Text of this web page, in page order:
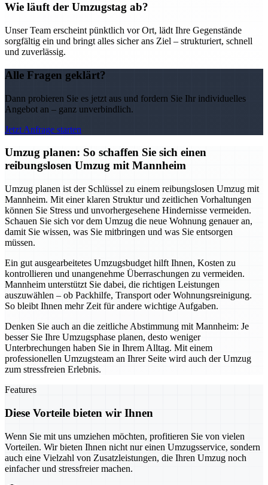
Wie läuft der Umzugstag ab?
Unser Team erscheint pünktlich vor Ort, lädt Ihre Gegenstände
sorgfältig ein und bringt alles sicher ans Ziel – strukturiert, schnell
und zuverlässig.
Alle Fragen geklärt?
Dann probieren Sie es jetzt aus und fordern Sie Ihr individuelles
Angebot an – ganz unverbindlich.
Jetzt Anfrage starten
Umzug planen: So schaffen Sie sich einen
reibungslosen Umzug mit Mannheim
Umzug planen ist der Schlüssel zu einem reibungslosen Umzug mit
Mannheim. Mit einer klaren Struktur und zeitlichen Vorhaltungen
können Sie Stress und unvorhergesehene Hindernisse vermeiden.
Schauen Sie sich vor dem Umzug die neue Wohnung genauer an,
damit Sie wissen, was Sie mitbringen und was Sie entsorgen
müssen.
Ein gut ausgearbeitetes Umzugsbudget hilft Ihnen, Kosten zu
kontrollieren und unangenehme Überraschungen zu vermeiden.
Mannheim unterstützt Sie dabei, die richtigen Leistungen
auszuwählen – ob Packhilfe, Transport oder Wohnungsreinigung.
So bleibt Ihnen mehr Zeit für andere wichtige Aufgaben.
Denken Sie auch an die zeitliche Abstimmung mit Mannheim: Je
besser Sie Ihre Umzugsphase planen, desto weniger
Unterbrechungen haben Sie in Ihrem Alltag. Mit einem
professionellen Umzugsteam an Ihrer Seite wird auch der Umzug
zum stressfreien Erlebnis.
Features
Diese Vorteile bieten wir Ihnen
Wenn Sie mit uns umziehen möchten, profitieren Sie von vielen
Vorteilen. Wir bieten Ihnen nicht nur einen Umzugsservice, sondern
auch eine Vielzahl von Zusatzleistungen, die Ihren Umzug noch
einfacher und stressfreier machen.